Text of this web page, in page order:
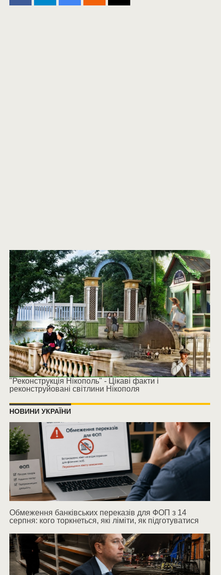
"Реконструкція Нікополь" - Цікаві факти і
реконструйовані світлини Нікополя
НОВИНИ УКРАЇНИ
Обмеження банківських переказів для ФОП з 14
серпня: кого торкнеться, які ліміти, як підготуватися